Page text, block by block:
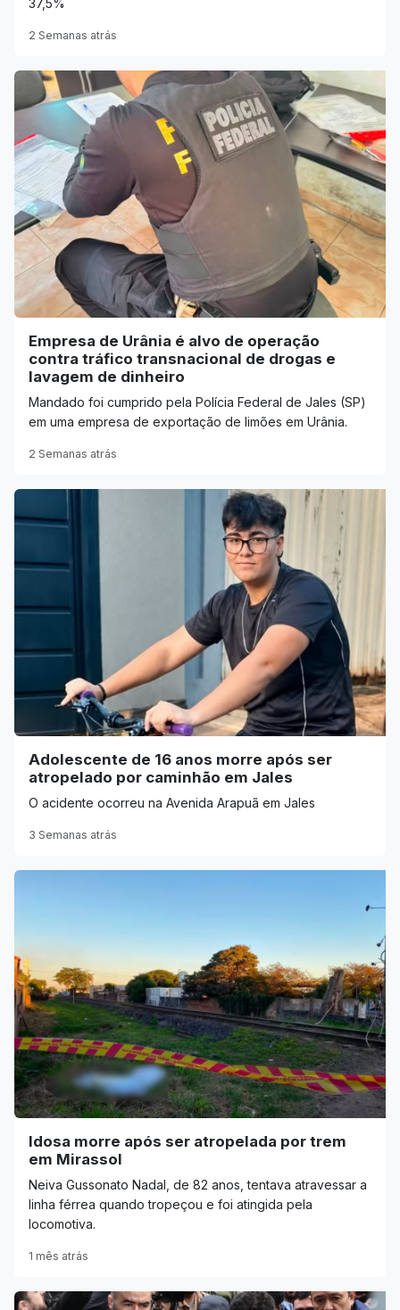
2 Semanas atrás
Empresa de Urânia é alvo de operação
contra tráfico transnacional de drogas e
lavagem de dinheiro
Mandado foi cumprido pela Polícia Federal de Jales (SP)
em uma empresa de exportação de limões em Urânia.
2 Semanas atrás
Adolescente de 16 anos morre após ser
atropelado por caminhão em Jales
O acidente ocorreu na Avenida Arapuã em Jales
3 Semanas atrás
Idosa morre após ser atropelada por trem
em Mirassol
Neiva Gussonato Nadal, de 82 anos, tentava atravessar a
linha férrea quando tropeçou e foi atingida pela
locomotiva.
1 mês atrás